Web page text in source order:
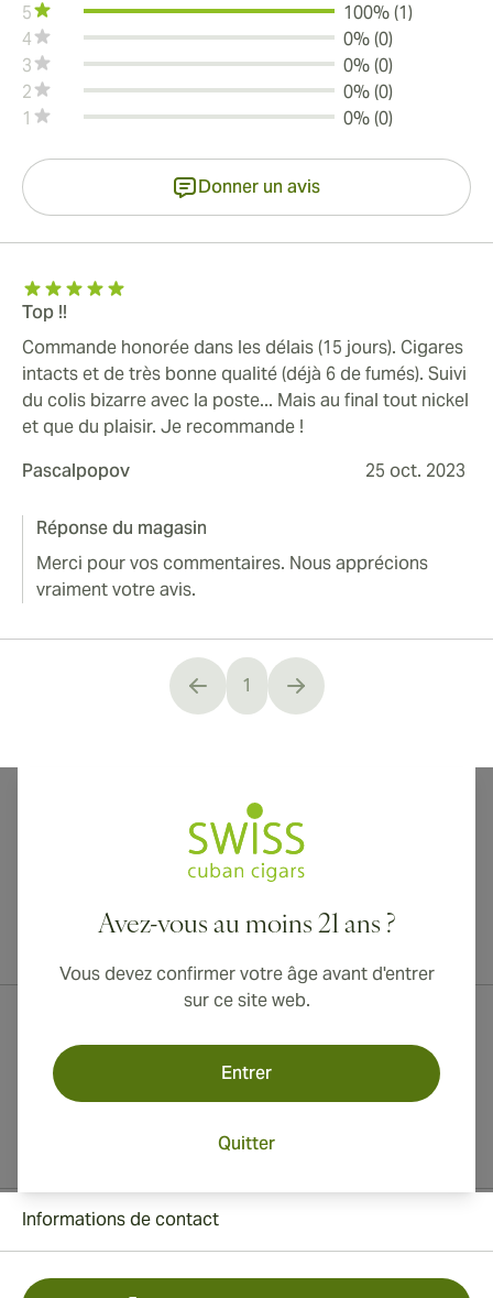
5
100% (1)
4
0% (0)
3
0% (0)
2
0% (0)
1
0% (0)
Donner un avis
Top !!
Commande honorée dans les délais (15 jours). Cigares
intacts et de très bonne qualité (déjà 6 de fumés). Suivi
du colis bizarre avec la poste... Mais au final tout nickel
et que du plaisir. Je recommande !
Pascalpopov
25 oct. 2023
Réponse du magasin
Merci pour vos commentaires. Nous apprécions
vraiment votre avis.
You're currently reading page
1
Avez-vous au moins 21 ans ?
Vous devez confirmer votre âge avant d'entrer
sur ce site web.
Entrer
Quitter
Livraison internationale disponible vers le Canada, le Royaume-Uni
Informations de contact